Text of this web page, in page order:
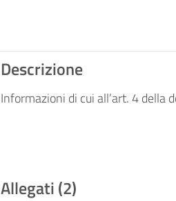
Descrizione
Informazioni di cui all’art. 4
Allegati (2)